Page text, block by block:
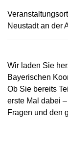
Neustadt an der
Wir laden Sie
Bayerischen
Ob Sie bereits
erste Mal dabei
Fragen und den